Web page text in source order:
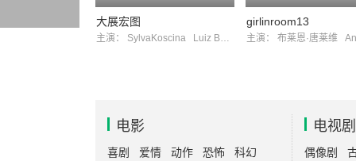
大展宏图
主演： SylvaKoscina Luiz Bonfá
girlinroom13
主演： 布莱恩·唐莱维
电影
喜剧 爱情 动作 恐怖 科幻
电视剧
偶像剧